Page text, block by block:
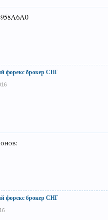
форекс брокер СНГ
форекс брокер СНГ